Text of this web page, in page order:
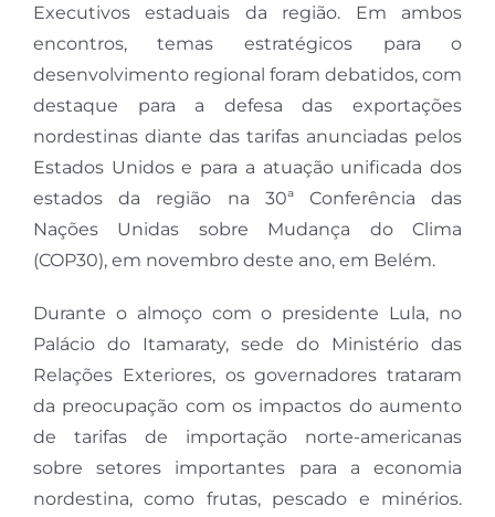
Executivos estaduais da região. Em ambos
encontros, temas estratégicos para o
desenvolvimento regional foram debatidos, com
destaque para a defesa das exportações
nordestinas diante das tarifas anunciadas pelos
Estados Unidos e para a atuação unificada dos
estados da região na 30ª Conferência das
Nações Unidas sobre Mudança do Clima
(COP30), em novembro deste ano, em Belém.
Durante o almoço com o presidente Lula, no
Palácio do Itamaraty, sede do Ministério das
Relações Exteriores, os governadores trataram
da preocupação com os impactos do aumento
de tarifas de importação norte-americanas
sobre setores importantes para a economia
nordestina, como frutas, pescado e minérios.